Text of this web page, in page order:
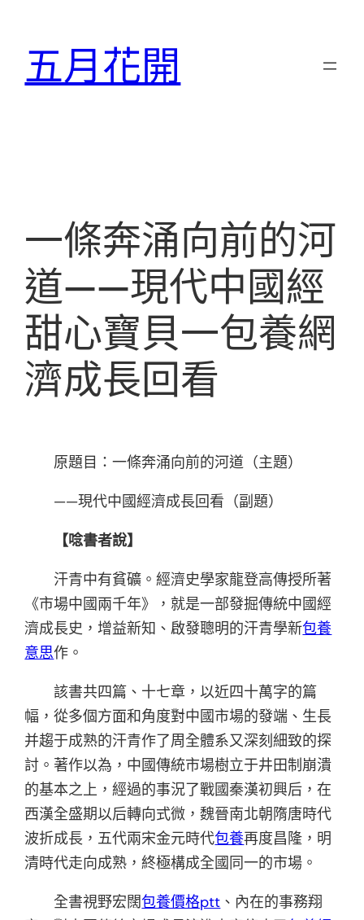
五月花開
一條奔涌向前的河
道——現代中國經
甜心寶貝一包養網
濟成長回看
原題目：一條奔涌向前的河道（主題）
——現代中國經濟成長回看（副題）
【唸書者說】
汗青中有貧礦。經濟史學家龍登高傳授所著
《市場中國兩千年》，就是一部發掘傳統中國經
濟成長史，增益新知、啟發聰明的汗青學新包養
意思作。
該書共四篇、十七章，以近四十萬字的篇
幅，從多個方面和角度對中國市場的發端、生長
并趨于成熟的汗青作了周全體系又深刻細致的探
討。著作以為，中國傳統市場樹立于井田制崩潰
的基本之上，經過的事況了戰國秦漢初興后，在
西漢全盛期以后轉向式微，魏晉南北朝隋唐時代
波折成長，五代兩宋金元時代包養再度昌隆，明
清時代走向成熟，終極構成全國同一的市場。
全書視野宏闊包養價格ptt 、內在的事務翔